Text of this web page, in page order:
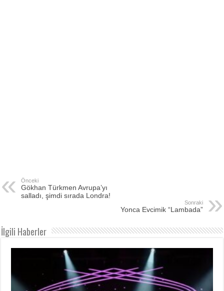
Önceki
Gökhan Türkmen Avrupa’yı
salladı, şimdi sırada Londra!
Sonraki
Yonca Evcimik “Lambada”
İlgili Haberler